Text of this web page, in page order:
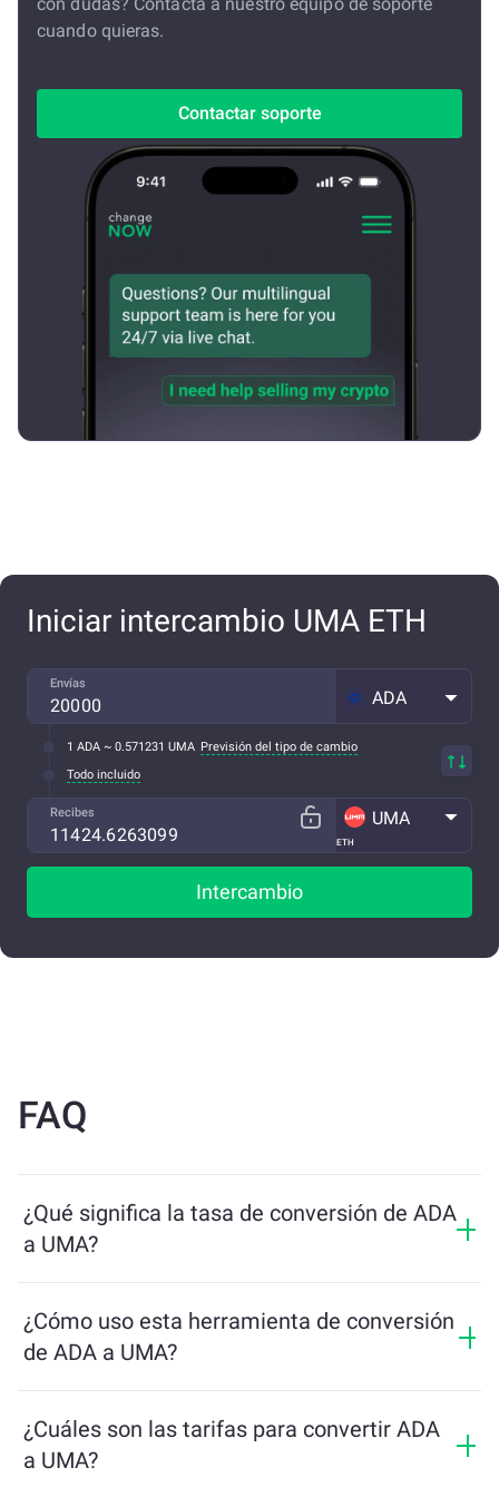
cuando quieras.
Contactar soporte
Iniciar intercambio UMA ETH
Envías
ADA
1 ADA ~ 0.571231 UMA Previsión del tipo de cambio
Todo incluido
Recibes
ETH
UMA
Intercambio
FAQ
¿Qué significa la tasa de conversión de ADA
a UMA?
a cambio de ADA. Esta tasa fluctúa según las
condiciones del mercado, la oferta y la demanda, y la
¿Cómo uso esta herramienta de conversión
de ADA a UMA?
intercambiar, y la herramienta calculará la cantidad
estimada de UMA que recibirás. Luego, sigue los
¿Cuáles son las tarifas para convertir ADA
a UMA?